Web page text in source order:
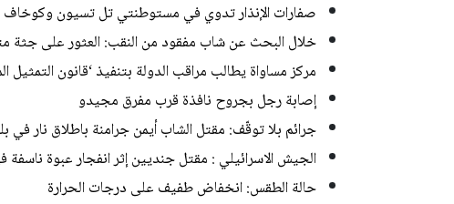
صفارات الإنذار تدوي في مستوطنتي تل تسيون
خلال البحث عن شاب مفقود من النقب: العثور على جثة
مركز مساواة يطالب مراقب الدولة بتنفيذ ‘قانون
إصابة رجل بجروح نافذة قرب مفرق مجيدو
جرائم بلا توقّف: مقتل الشاب أيمن جرامنة باطلاق نار في
الجيش الاسرائيلي : مقتل جنديين إثر انفجار عبوة
حالة الطقس: انخفاض طفيف على درجات الحرارة